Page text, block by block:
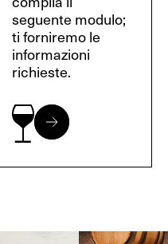
seguente modulo;
ti forniremo le
informazioni
richieste.